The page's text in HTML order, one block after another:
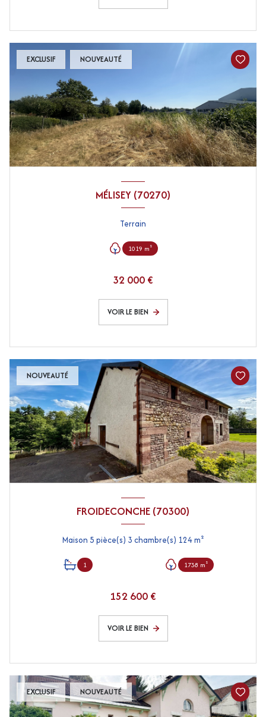
EXCLUSIF NOUVEAUTÉ
MÉLISEY (70270)
Terrain
1019 m²
32 000 €
VOIR LE BIEN
NOUVEAUTÉ
FROIDECONCHE (70300)
Maison 5 pièce(s) 3 chambre(s) 124 m²
1 1738 m²
152 600 €
VOIR LE BIEN
EXCLUSIF NOUVEAUTÉ